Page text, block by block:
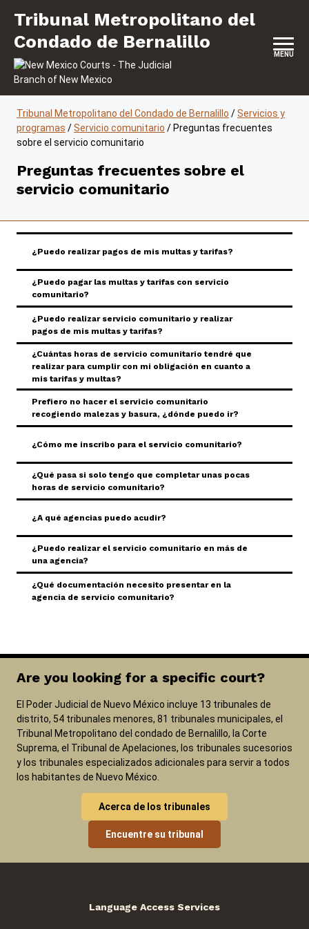
Tribunal Metropolitano del Condado
Tribunal Metropolitano del
Condado de Bernalillo
MENU
Tribunal Metropolitano del Condado de Bernalillo /Servicios y
programas /Servicio comunitario / Preguntas frecuentes
sobre el servicio comunitario
Preguntas frecuentes sobre el
servicio comunitario
¿Puedo realizar pagos de mis multas y tarifas?
¿Puedo pagar las multas y tarifas con servicio
comunitario?
¿Puedo realizar servicio comunitario y realizar
pagos de mis multas y tarifas?
¿Cuántas horas de servicio comunitario tendré que
realizar para cumplir con mi obligación en cuanto a
mis tarifas y multas?
Toggle Accordion
Prefiero no hacer el servicio comunitario
recogiendo malezas y basura, ¿dónde puedo ir?
¿Cómo me inscribo para el servicio comunitario?Toggle Accordion
¿Qué pasa si solo tengo que completar unas pocas
horas de servicio comunitario?
Toggle Accordion
¿A qué agencias puedo acudir?
¿Puedo realizar el servicio comunitario en más de
una agencia?
Toggle Accordion
¿Qué documentación necesito presentar en la
agencia de servicio comunitario?
Are you looking for a specific court?
El Poder Judicial de Nuevo México incluye 13 tribunales de
distrito, 54 tribunales menores, 81 tribunales municipales, el
Tribunal Metropolitano del condado de Bernalillo, la Corte
Suprema, el Tribunal de Apelaciones, los tribunales sucesorios
y los tribunales especializados adicionales para servir a todos
los habitantes de Nuevo México.
Acerca de los tribunales
Encuentre su tribunal
Language Access Services